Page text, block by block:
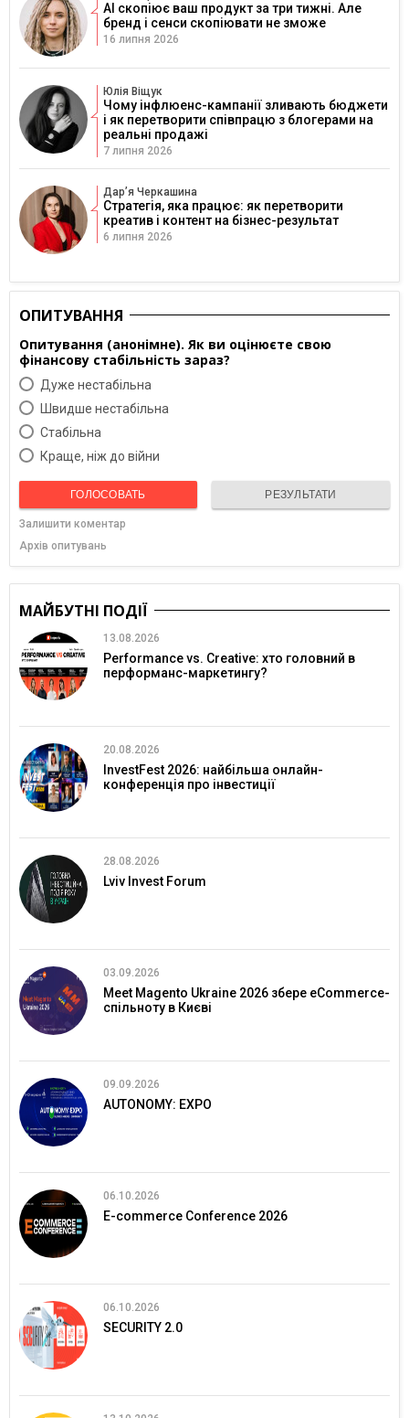
AI скопіює ваш продукт за три тижні. Але
бренд і сенси скопіювати не зможе
16 липня 2026
Юлія Віщук
Чому інфлюенс-кампанії зливають бюджети
і як перетворити співпрацю з блогерами на
реальні продажі
7 липня 2026
Дарʼя Черкашина
Стратегія, яка працює: як перетворити
креатив і контент на бізнес-результат
6 липня 2026
ОПИТУВАННЯ
Опитування (анонімне). Як ви оцінюєте свою
фінансову стабільність зараз?
Дуже нестабільна
Швидше нестабільна
Cтабільна
Краще, ніж до війни
ГОЛОСОВАТЬ РЕЗУЛЬТАТИ
Залишити коментар
Архів опитувань
МАЙБУТНІ ПОДІЇ
13.08.2026
Performance vs. Creative: хто головний в
перформанс-маркетингу?
20.08.2026
InvestFest 2026: найбільша онлайн-
конференція про інвестиції
28.08.2026
Lviv Invest Forum
03.09.2026
Meet Magento Ukraine 2026 збере eCommerce-
спільноту в Києві
09.09.2026
AUTONOMY: EXPO
06.10.2026
E-commerce Conference 2026
06.10.2026
SECURITY 2.0